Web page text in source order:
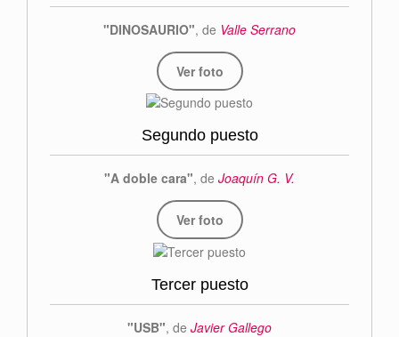
"DINOSAURIO", de Valle Serrano
Ver foto
Segundo puesto
"A doble cara", de Joaquín G. V.
Ver foto
Tercer puesto
"USB", de Javier Gallego